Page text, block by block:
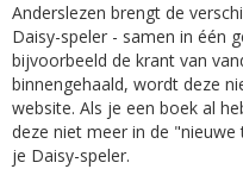
Anderslezen brengt de
Daisy-speler - samen in één
bijvoorbeeld de krant van
binnengehaald, wordt deze
website. Als je een boek al
deze niet meer in de
je Daisy-speler.